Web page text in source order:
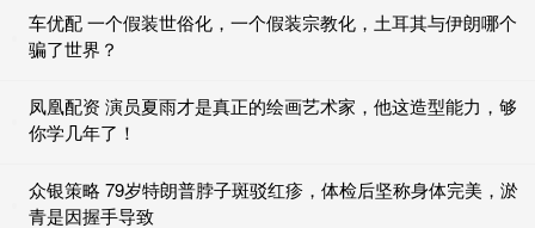
车优配 一个假装世俗化，一个假装宗教化，土耳其与伊朗哪个
骗了世界？
凤凰配资 演员夏雨才是真正的绘画艺术家，他这造型能力，够
你学几年了！
众银策略 79岁特朗普脖子斑驳红疹，体检后坚称身体完美，淤
青是因握手导致